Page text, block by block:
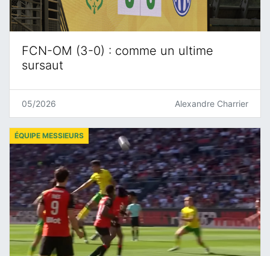
FCN-OM (3-0) : comme un ultime
sursaut
05/2026 Alexandre Charrier
ÉQUIPE MESSIEURS